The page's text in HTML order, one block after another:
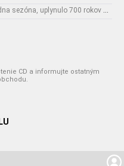
Životný štýl: Karlove Vary čaká mimoriadna sezóna, uplynulo 700 rokov od narodenia ich zakladateľa
CD a informujte ostatným